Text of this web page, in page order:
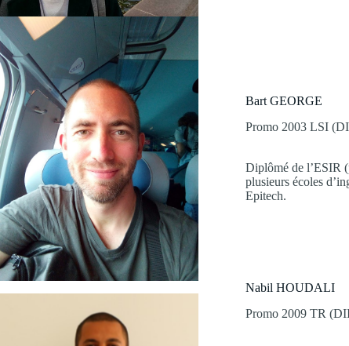
Bart GEORGE
Promo 2003 LSI
Diplômé de l’ESIR
plusieurs écoles
Epitech.
Nabil HOUDALI
Promo 2009 TR